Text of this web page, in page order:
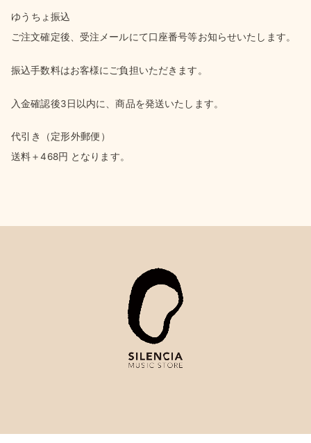
ゆうちょ振込
ご注文確定後、受注メールにて口座番号等お知らせいたします。
振込手数料はお客様にご負担いただきます。
入金確認後3日以内に、商品を発送いたします。
代引き（定形外郵便）
送料＋468円 となります。